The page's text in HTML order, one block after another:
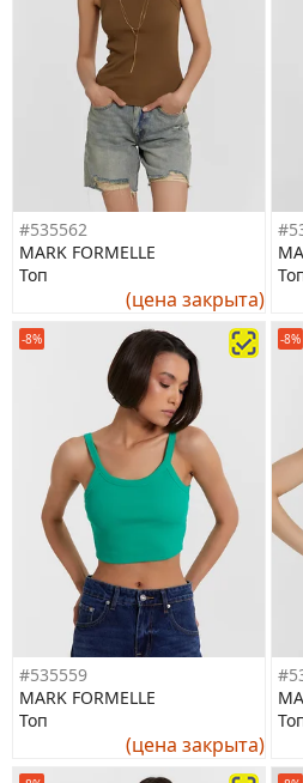
#535562
MARK FORMELLE
Топ
(цена закрыта)
-8%
#535559
MARK FORMELLE
Топ
(цена закрыта)
-8%